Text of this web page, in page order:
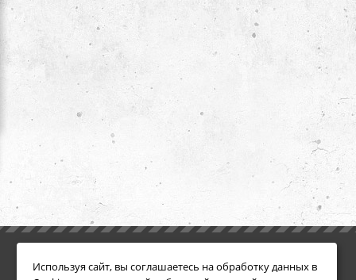
Условия возврата
Акции
Используя сайт, вы соглашаетесь на обработку данных в